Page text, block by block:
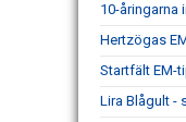
10-åringarna
Hertzögas
Startfält EM-
Lira Blågult -